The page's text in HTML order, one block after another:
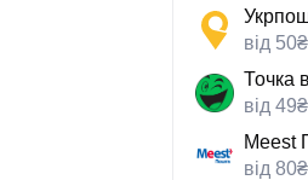
від 50₴
Точка
від 49₴
Meest
від 80₴